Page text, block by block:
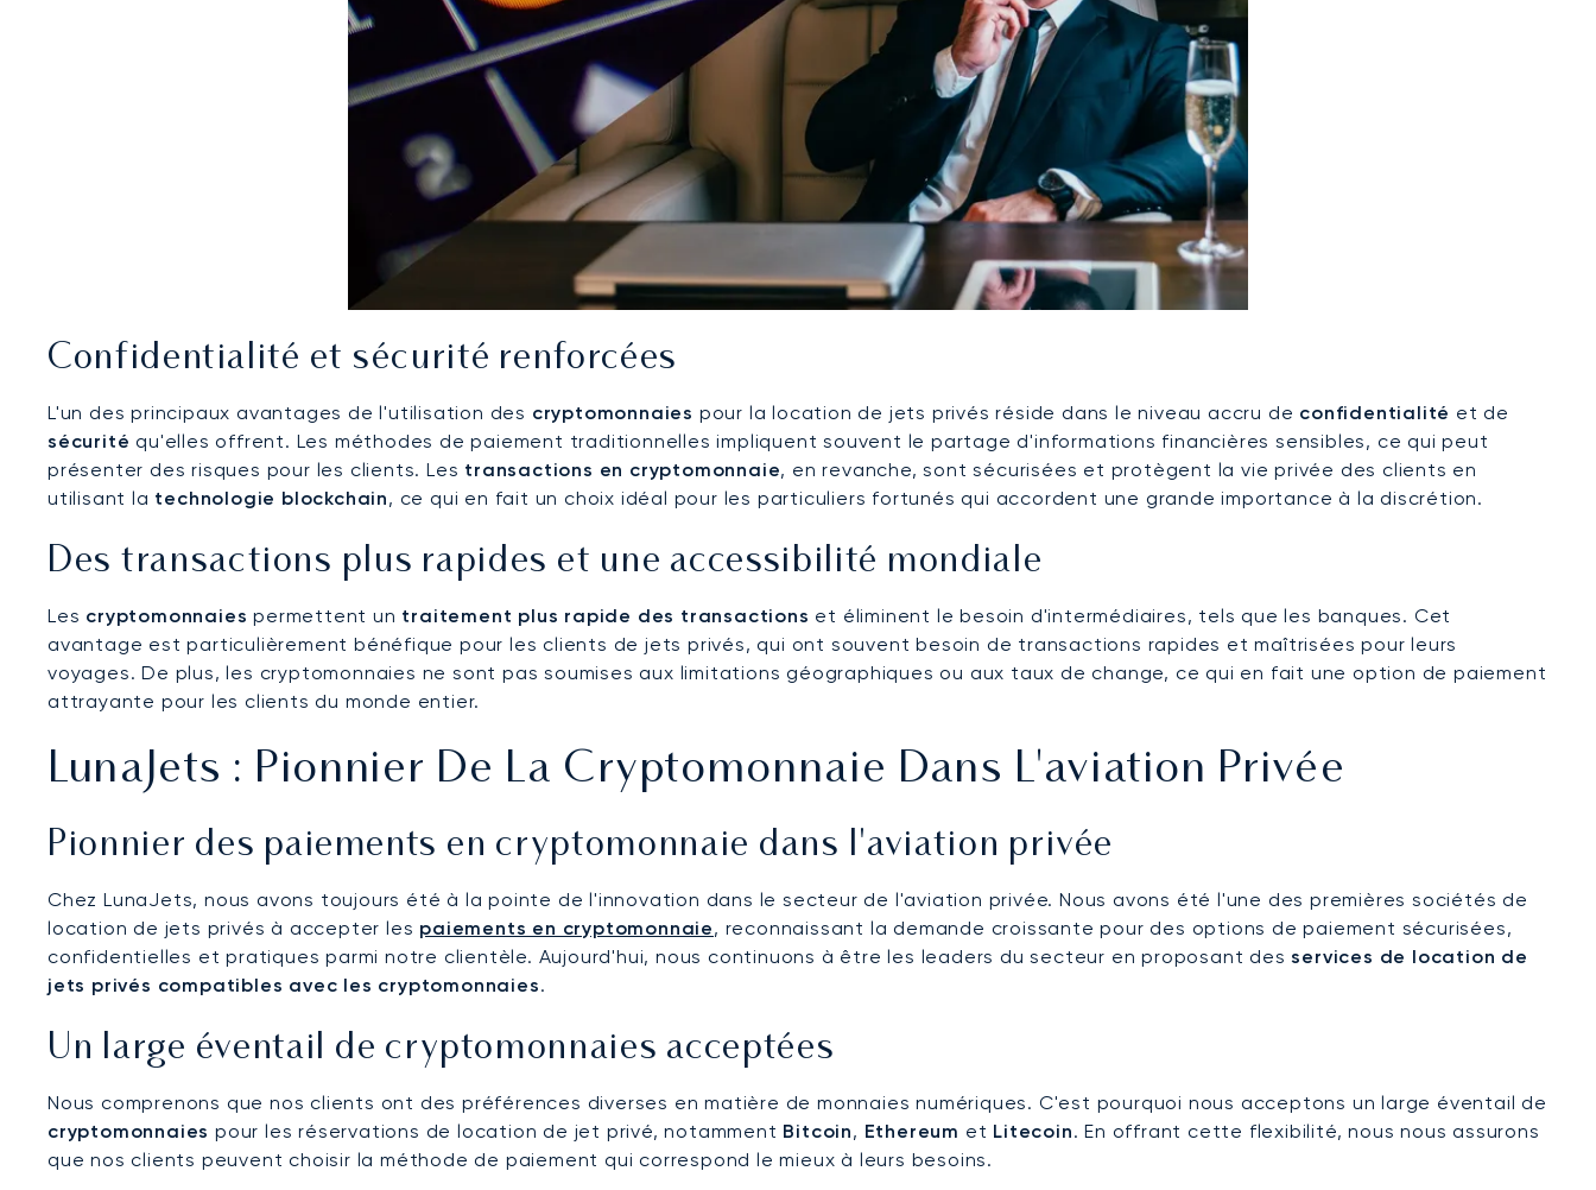
Confidentialité et sécurité renforcées
L'un des principaux avantages de l'utilisation des cryptomonnaies pour la location de jets privés réside dans le niveau accru de confidentialité et de
sécurité qu'elles offrent. Les méthodes de paiement traditionnelles impliquent souvent le partage d'informations financières sensibles, ce qui peut
présenter des risques pour les clients. Les transactions en cryptomonnaie, en revanche, sont sécurisées et protègent la vie privée des clients en
utilisant la technologie blockchain, ce qui en fait un choix idéal pour les particuliers fortunés qui accordent une grande importance à la discrétion.
Des transactions plus rapides et une accessibilité mondiale
Les cryptomonnaies permettent un traitement plus rapide des transactions et éliminent le besoin d'intermédiaires, tels que les banques. Cet
avantage est particulièrement bénéfique pour les clients de jets privés, qui ont souvent besoin de transactions rapides et maîtrisées pour leurs
voyages. De plus, les cryptomonnaies ne sont pas soumises aux limitations géographiques ou aux taux de change, ce qui en fait une option de paiement
attrayante pour les clients du monde entier.
LunaJets : Pionnier De La Cryptomonnaie Dans L'aviation Privée
Pionnier des paiements en cryptomonnaie dans l'aviation privée
Chez LunaJets, nous avons toujours été à la pointe de l'innovation dans le secteur de l'aviation privée. Nous avons été l'une des premières sociétés de
location de jets privés à accepter les paiements en cryptomonnaie, reconnaissant la demande croissante pour des options de paiement sécurisées,
confidentielles et pratiques parmi notre clientèle. Aujourd'hui, nous continuons à être les leaders du secteur en proposant desservices de location de
jets privés compatibles avec les cryptomonnaies.
Un large éventail de cryptomonnaies acceptées
Nous comprenons que nos clients ont des préférences diverses en matière de monnaies numériques. C'est pourquoi nous acceptons un large éventail de
cryptomonnaies pour les réservations de location de jet privé, notamment Bitcoin, Ethereum et Litecoin. En offrant cette flexibilité, nous nous assurons
que nos clients peuvent choisir la méthode de paiement qui correspond le mieux à leurs besoins.